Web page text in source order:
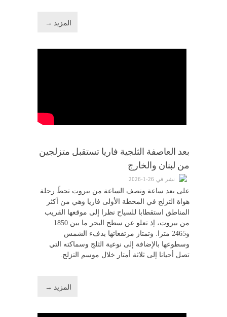
المزيد →
بعد العاصفة الثلجية فاريا تستقبل متزلجين
من لبنان والخارج
نشر في 26-1-2026
على بعد ساعة ونصف الساعة من بيروت تحطّ رحلة
هواة التزلج في المحطة الأولى فاريا وهي من أكثر
المناطق استقطابا للسياح نظرا إلى موقعها القريب
من بيروت، إذ تعلو عن سطح البحر ما بين 1850
و2465 مترا. وتمتاز مرتفعاتها بدفء الشمس
وسطوعها بالإضافة إلى نوعية الثلج وسماكته التي
تصل أحيانا إلى ثلاثة أمتار خلال موسم التزلج.
المزيد →